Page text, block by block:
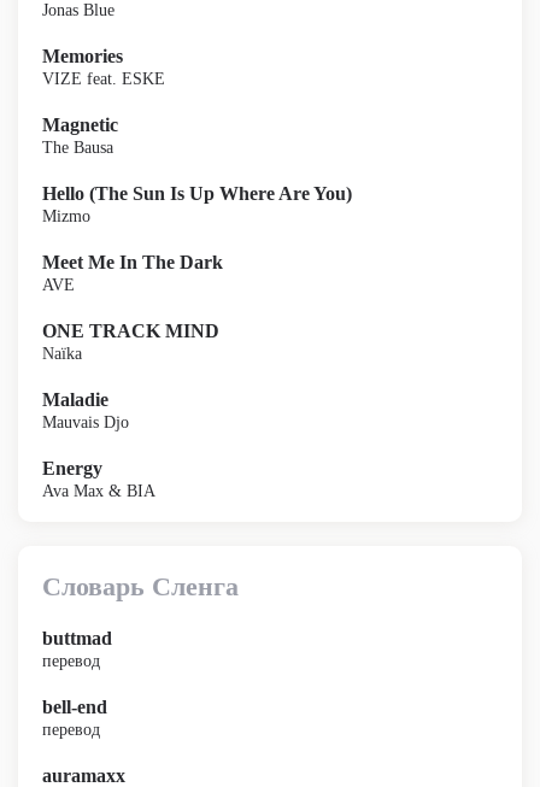
Jonas Blue
Memories
VIZE feat. ESKE
Magnetic
The Bausa
Hello (The Sun Is Up Where Are You)
Mizmo
Meet Me In The Dark
AVE
ONE TRACK MIND
Naïka
Maladie
Mauvais Djo
Energy
Ava Max & BIA
Словарь Сленга
buttmad
перевод
bell-end
перевод
auramaxx